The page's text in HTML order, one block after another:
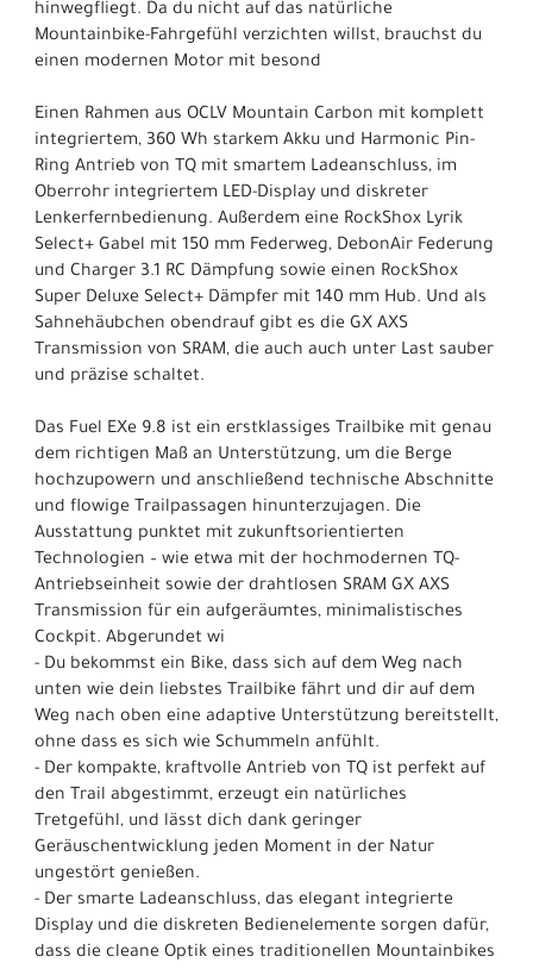
hinwegfliegt. Da du nicht auf das natürliche
Mountainbike-Fahrgefühl verzichten willst, brauchst du
einen modernen Motor mit besond
Einen Rahmen aus OCLV Mountain Carbon mit komplett
integriertem, 360 Wh starkem Akku und Harmonic Pin-
Ring Antrieb von TQ mit smartem Ladeanschluss, im
Oberrohr integriertem LED-Display und diskreter
Lenkerfernbedienung. Außerdem eine RockShox Lyrik
Select+ Gabel mit 150 mm Federweg, DebonAir Federung
und Charger 3.1 RC Dämpfung sowie einen RockShox
Super Deluxe Select+ Dämpfer mit 140 mm Hub. Und als
Sahnehäubchen obendrauf gibt es die GX AXS
Transmission von SRAM, die auch auch unter Last sauber
und präzise schaltet.
Das Fuel EXe 9.8 ist ein erstklassiges Trailbike mit genau
dem richtigen Maß an Unterstützung, um die Berge
hochzupowern und anschließend technische Abschnitte
und flowige Trailpassagen hinunterzujagen. Die
Ausstattung punktet mit zukunftsorientierten
Technologien – wie etwa mit der hochmodernen TQ-
Antriebseinheit sowie der drahtlosen SRAM GX AXS
Transmission für ein aufgeräumtes, minimalistisches
Cockpit. Abgerundet wi
- Du bekommst ein Bike, dass sich auf dem Weg nach
unten wie dein liebstes Trailbike fährt und dir auf dem
Weg nach oben eine adaptive Unterstützung bereitstellt,
ohne dass es sich wie Schummeln anfühlt.
- Der kompakte, kraftvolle Antrieb von TQ ist perfekt auf
den Trail abgestimmt, erzeugt ein natürliches
Tretgefühl, und lässt dich dank geringer
Geräuschentwicklung jeden Moment in der Natur
ungestört genießen.
- Der smarte Ladeanschluss, das elegant integrierte
Display und die diskreten Bedienelemente sorgen dafür,
dass die cleane Optik eines traditionellen Mountainbikes